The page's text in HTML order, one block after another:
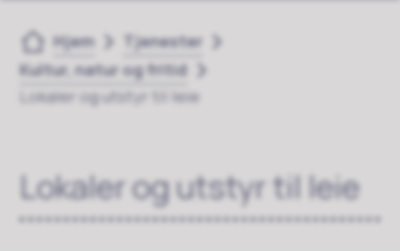
Du er her:
Hjem
Tjenester
Kultur, natur og fritid
Lokaler og utstyr til leie
Lokaler og utstyr til leie